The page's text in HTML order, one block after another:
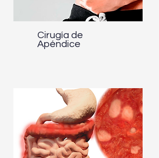
Cirugía de
Apéndice